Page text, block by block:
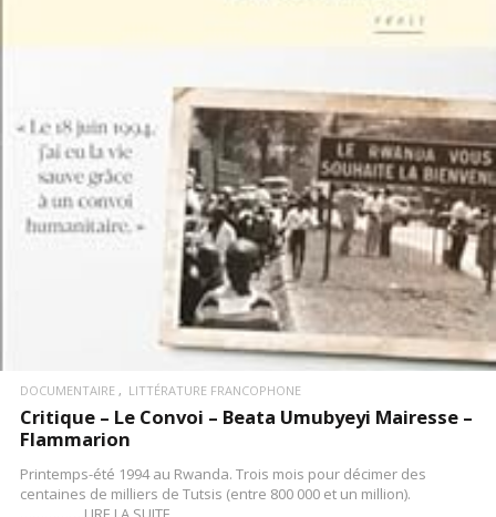
DOCUMENTAIRE LITTÉRATURE FRANCOPHONE
Critique – Le Convoi – Beata Umubyeyi Mairesse –
Flammarion
Printemps-été 1994 au Rwanda. Trois mois pour décimer des
centaines de milliers de Tutsis (entre 800 000 et un million).